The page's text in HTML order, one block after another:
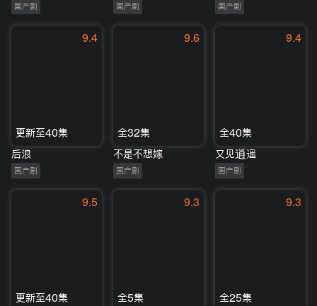
国产剧 国产剧 国产剧
9.4
更新至40集
后浪
国产剧
9.6
全32集
不是不想嫁
国产剧
9.4
全40集
又见逍遥
国产剧
9.5
更新至40集
9.3
全5集
9.3
全25集